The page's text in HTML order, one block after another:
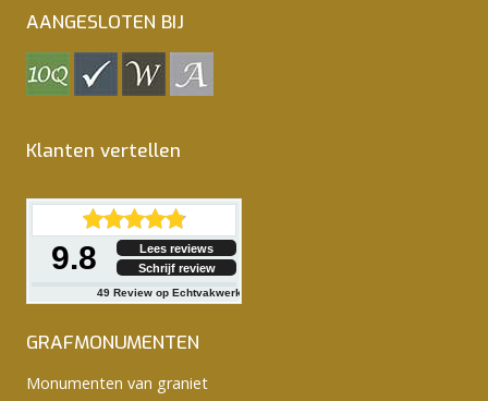
AANGESLOTEN BIJ
Klanten vertellen
9.8
Lees reviews
Schrijf review
49 Review op Echtvakwerk
GRAFMONUMENTEN
Monumenten van graniet